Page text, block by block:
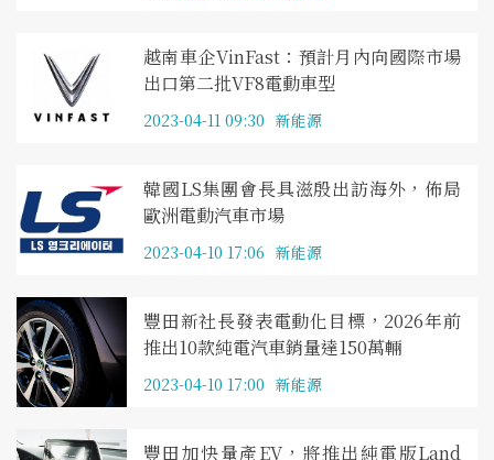
越南車企VinFast：預計月內向國際市場
出口第二批VF8電動車型
2023-04-11 09:30 新能源
韓國LS集團會長具滋殷出訪海外，佈局
歐洲電動汽車市場
2023-04-10 17:06 新能源
豐田新社長發表電動化目標，2026年前
推出10款純電汽車銷量達150萬輛
2023-04-10 17:00 新能源
豐田加快量產EV，將推出純電版Land